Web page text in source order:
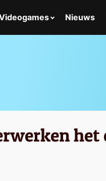
Nieuws